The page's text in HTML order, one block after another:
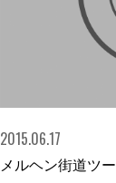
2015.06.17
メルヘン街道ツ